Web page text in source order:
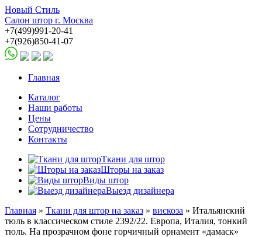
Новый Стиль
Салон штор г. Москва
+7(499)991-20-41
+7(926)850-41-07
Главная
Каталог
Наши работы
Цены
Сотрудничество
Контакты
Ткани для штор
Шторы на заказ
Виды штор
Выезд дизайнера
Главная » Ткани для штор на заказ » вискоза » Итальянский
тюль в классическом стиле 2392/22. Европа, Италия, тонкий
тюль. На прозрачном фоне горчичный орнамент «дамаск»